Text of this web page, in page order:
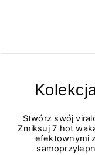
Stwórz swój
Zmiksuj 7 hot
efektownymi